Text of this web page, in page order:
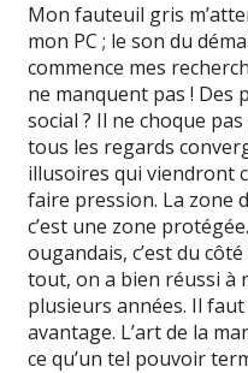
Mon fauteuil gris
mon PC ; le son du
commence mes
ne manquent pas ! Des
social ? Il ne choque
tous les regards
illusoires qui viendront
faire pression. La zone
c’est une zone
ougandais, c’est du
tout, on a bien réussi à
plusieurs années. Il
avantage. L’art de la
ce qu’un tel pouvoir